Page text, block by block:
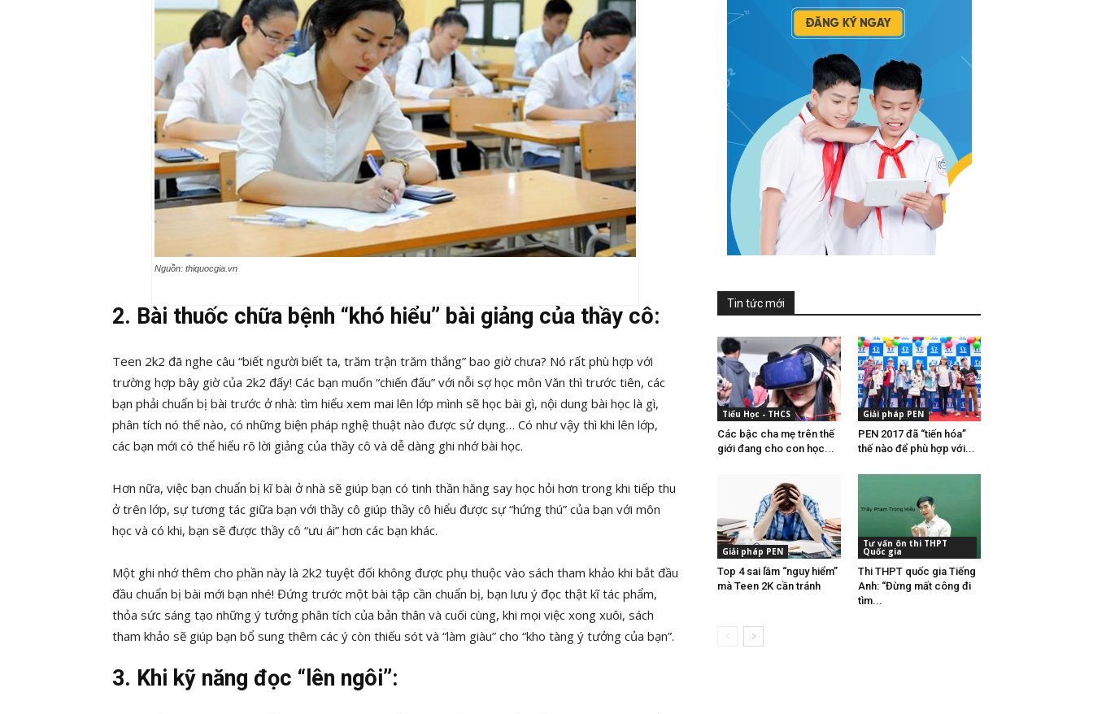
Nguồn: thiquocgia.vn
2. Bài thuốc chữa bệnh “khó hiểu” bài giảng của thầy cô:
Teen 2k2 đã nghe câu “biết người biết ta, trăm trận trăm thắng” bao giờ chưa? Nó rất phù hợp với
trường hợp bây giờ của 2k2 đấy! Các bạn muốn “chiến đấu” với nỗi sợ học môn Văn thì trước tiên, các
bạn phải chuẩn bị bài trước ở nhà: tìm hiểu xem mai lên lớp mình sẽ học bài gì, nội dung bài học là gì,
phân tích nó thế nào, có những biện pháp nghệ thuật nào được sử dụng… Có như vậy thì khi lên lớp,
các bạn mới có thể hiểu rõ lời giảng của thầy cô và dễ dàng ghi nhớ bài học.
Hơn nữa, việc bạn chuẩn bị kĩ bài ở nhà sẽ giúp bạn có tinh thần hăng say học hỏi hơn trong khi tiếp thu
ở trên lớp, sự tương tác giữa bạn với thầy cô giúp thầy cô hiểu được sự “hứng thú” của bạn với môn
học và có khi, bạn sẽ được thầy cô “ưu ái” hơn các bạn khác.
Một ghi nhớ thêm cho phần này là 2k2 tuyệt đối không được phụ thuộc vào sách tham khảo khi bắt đầu
đầu chuẩn bị bài mới bạn nhé! Đứng trước một bài tập cần chuẩn bị, bạn lưu ý đọc thật kĩ tác phẩm,
thỏa sức sáng tạo những ý tưởng phân tích của bản thân và cuối cùng, khi mọi việc xong xuôi, sách
tham khảo sẽ giúp bạn bổ sung thêm các ý còn thiếu sót và “làm giàu” cho “kho tàng ý tưởng của bạn”.
3. Khi kỹ năng đọc “lên ngôi”:
Tin tức mới
Tiểu Học - THCS
Các bậc cha mẹ trên thế
giới đang cho con học...
Giải pháp PEN
PEN 2017 đã “tiến hóa”
thế nào để phù hợp với...
Giải pháp PEN
Top 4 sai lầm “nguy hiểm”
mà Teen 2K cần tránh
Tư vấn ôn thi THPT
Quốc gia
Thi THPT quốc gia Tiếng
Anh: “Đừng mất công đi
tìm...